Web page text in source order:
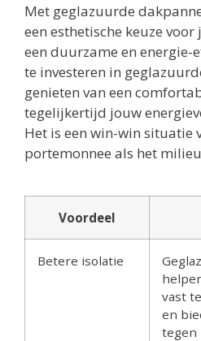
Met geglazuurde
een esthetische keuze
een duurzame en energie-
te investeren in
genieten van een
tegelijkertijd jouw
Het is een win-win situatie
portemonnee als het
Voordeel
Betere isolatie
vast
en
tegen